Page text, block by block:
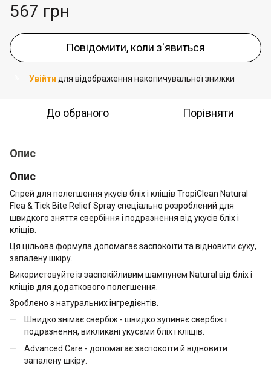
567 грн
Повідомити, коли з'явиться
Увійти для відображення накопичувальної знижки
До обраного Порівняти
Опис
Опис
Спрей для полегшення укусів бліх і кліщів TropiClean Natural
Flea & Tick Bite Relief Spray спеціально розроблений для
швидкого зняття свербіння і подразнення від укусів бліх і
кліщів.
Ця цільова формула допомагає заспокоїти та відновити суху,
запалену шкіру.
Використовуйте із заспокійливим шампунем Natural від бліх і
кліщів для додаткового полегшення.
Зроблено з натуральних інгредієнтів.
Швидко знімає свербіж - швидко зупиняє свербіж і
подразнення, викликані укусами бліх і кліщів.
Advanced Care - допомагає заспокоїти й відновити
запалену шкіру.